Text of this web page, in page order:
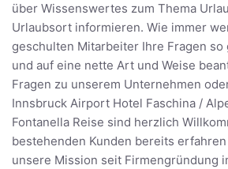
über Wissenswertes zum Thema
Urlaubsort informieren. Wie immer
geschulten Mitarbeiter Ihre Fragen
und auf eine nette Art und Weise
Fragen zu unserem Unternehmen
Innsbruck Airport Hotel Faschina /
Fontanella Reise sind herzlich
bestehenden Kunden bereits
unsere Mission seit Firmengründung